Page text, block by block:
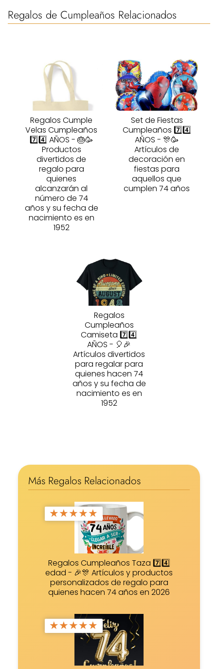
Regalos de Cumpleaños Relacionados
Regalos Cumple
Velas Cumpleaños
7️⃣4️⃣ AÑOS - 🎂🥳
Productos
divertidos de
regalo para
quienes
alcanzarán al
número de 74
años y su fecha de
nacimiento es en
1952
Set de Fiestas
Cumpleaños 7️⃣4️⃣
AÑOS - 🎊🥳
Artículos de
decoración en
fiestas para
aquellos que
cumplen 74 años
Regalos
Cumpleaños
Camiseta 7️⃣4️⃣
AÑOS - 🎈🎉
Artículos divertidos
para regalar para
quienes hacen 74
años y su fecha de
nacimiento es en
1952
Más Regalos Relacionados
★★★★★
Regalos Cumpleaños Taza 7️⃣4️⃣
edad - 🎉🎊 Artículos y productos
personalizados de regalo para
quienes hacen 74 años en 2026
★★★★★